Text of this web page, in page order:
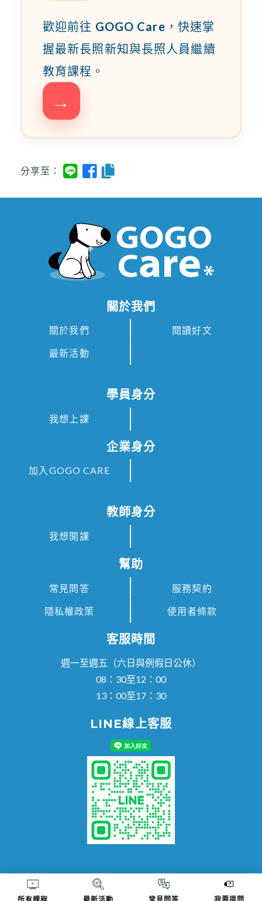
歡迎前往 GOGO Care ，快速掌
握最新長照新知與長照人員繼續
教育課程。
→
分享至：
關於我們
關於我們 閱讀好文
最新活動
學員身分
我想上課
企業身分
加入GOGO CARE
教師身分
我想開課
幫助
常見問答 服務契約
隱私權政策 使用者條款
客服時間
週一至週五（六日與例假日公休）
08：30至12：00
13：00至17：30
LINE線上客服
© 知多思科技股份有限公司 版權所有｜台中市烏日區烏日里新